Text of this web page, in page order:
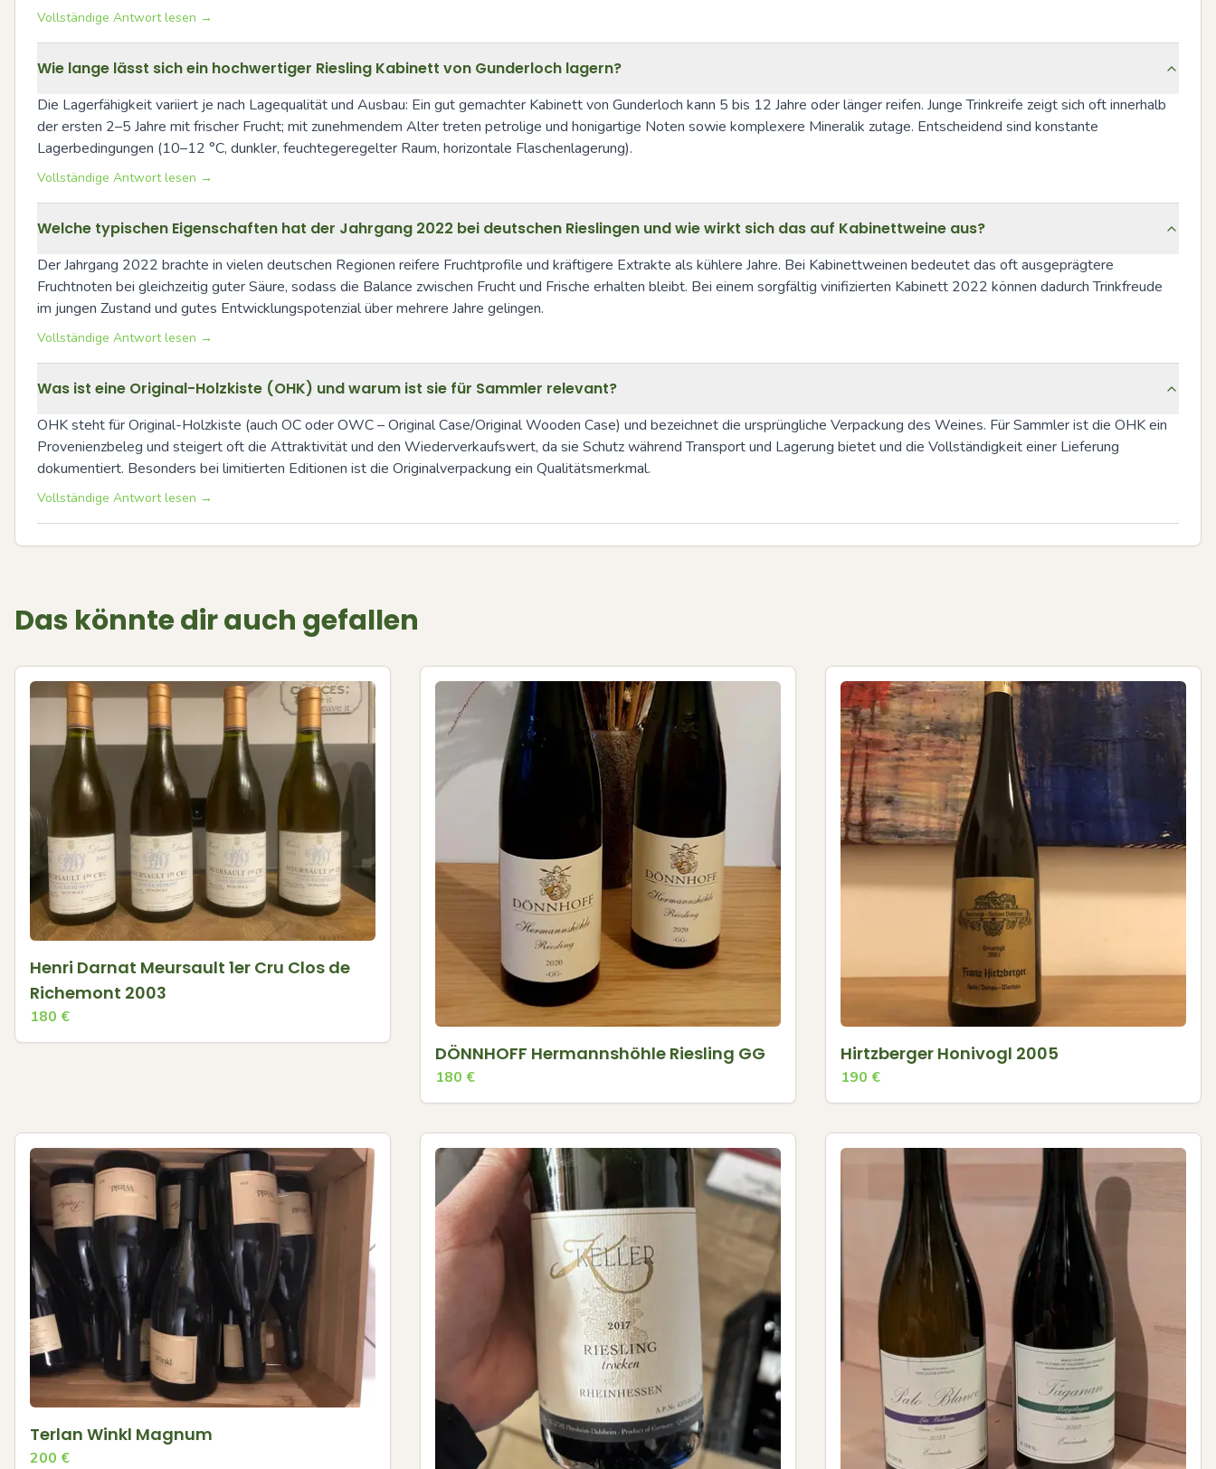
Vollständige Antwort lesen →
Wie lange lässt sich ein hochwertiger Riesling Kabinett von Gunderloch lagern?
Die Lagerfähigkeit variiert je nach Lagequalität und Ausbau: Ein gut gemachter Kabinett von Gunderloch kann 5 bis 12 Jahre oder länger reifen. Junge Trinkreife zeigt sich oft innerhalb
der ersten 2–5 Jahre mit frischer Frucht; mit zunehmendem Alter treten petrolige und honigartige Noten sowie komplexere Mineralik zutage. Entscheidend sind konstante
Lagerbedingungen (10–12 °C, dunkler, feuchtegeregelter Raum, horizontale Flaschenlagerung).
Vollständige Antwort lesen →
Welche typischen Eigenschaften hat der Jahrgang 2022 bei deutschen Rieslingen und wie wirkt sich das auf Kabinettweine aus?
Der Jahrgang 2022 brachte in vielen deutschen Regionen reifere Fruchtprofile und kräftigere Extrakte als kühlere Jahre. Bei Kabinettweinen bedeutet das oft ausgeprägtere
Fruchtnoten bei gleichzeitig guter Säure, sodass die Balance zwischen Frucht und Frische erhalten bleibt. Bei einem sorgfältig vinifizierten Kabinett 2022 können dadurch Trinkfreude
im jungen Zustand und gutes Entwicklungspotenzial über mehrere Jahre gelingen.
Vollständige Antwort lesen →
Was ist eine Original-Holzkiste (OHK) und warum ist sie für Sammler relevant?
OHK steht für Original-Holzkiste (auch OC oder OWC – Original Case/Original Wooden Case) und bezeichnet die ursprüngliche Verpackung des Weines. Für Sammler ist die OHK ein
Provenienzbeleg und steigert oft die Attraktivität und den Wiederverkaufswert, da sie Schutz während Transport und Lagerung bietet und die Vollständigkeit einer Lieferung
dokumentiert. Besonders bei limitierten Editionen ist die Originalverpackung ein Qualitätsmerkmal.
Vollständige Antwort lesen →
Das könnte dir auch gefallen
Henri Darnat Meursault 1er Cru Clos de
Richemont 2003
180 €
DÖNNHOFF Hermannshöhle Riesling GG
180 €
Hirtzberger Honivogl 2005
190 €
Terlan Winkl Magnum
200 €